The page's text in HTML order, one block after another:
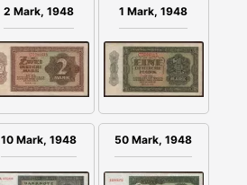
2 Mark, 1948 1 Mark, 1948
10 Mark, 1948 50 Mark, 1948